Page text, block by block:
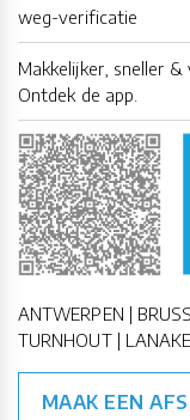
weg-verificatie
Makkelijker, sneller
Ontdek de app.
ANTWERPEN |
TURNHOUT |
MAAK EEN